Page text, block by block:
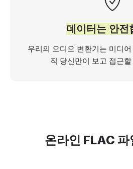
데이터는 안전
우리의 오디오 변환기는 미디
직 당신만이 보고 접근
온라인 FLAC 파